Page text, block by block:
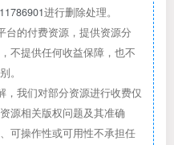
进行删除处理。
台的付费资源，提供资源分
不提供任何收益保障，也不
。
，我们对部分资源进行收费仅
源相关版权问题及其准确
可操作性或可用性不承担任